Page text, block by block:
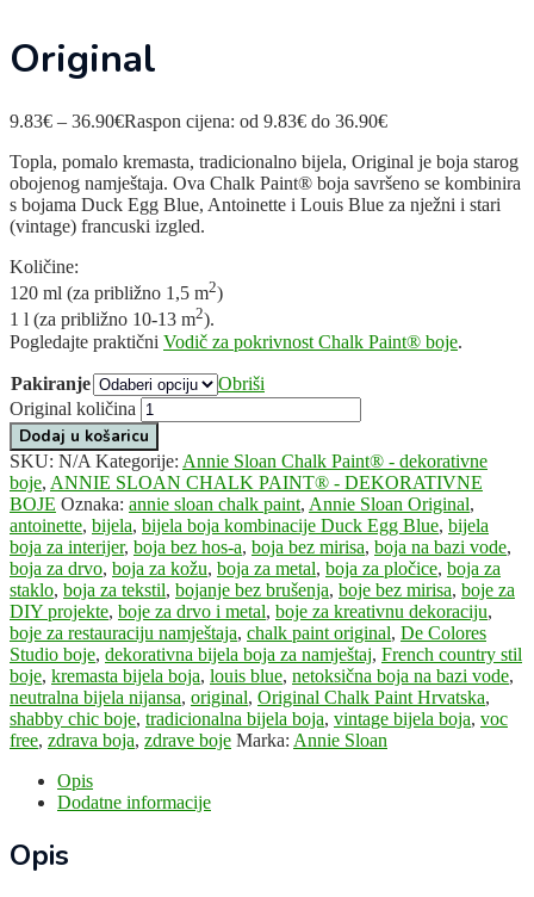
Original
9.83€ – 36.90€Raspon cijena: od 9.83€ do 36.90€
Topla, pomalo kremasta, tradicionalno bijela, Original je boja starog
obojenog namještaja. Ova Chalk Paint® boja savršeno se kombinira
s bojama Duck Egg Blue, Antoinette i Louis Blue za nježni i stari
(vintage) francuski izgled.
Količine:
120 ml (za približno 1,5 m2)
1 l (za približno 10-13 m2).
Pogledajte praktični Vodič za pokrivnost Chalk Paint® boje.
Pakiranje
Obriši
Original količina
Dodaj u košaricu
SKU: N/A Kategorije: Annie Sloan Chalk Paint® - dekorativne
boje, ANNIE SLOAN CHALK PAINT® - DEKORATIVNE
BOJE Oznaka: annie sloan chalk paint, Annie Sloan Original,
antoinette, bijela, bijela boja kombinacije Duck Egg Blue, bijela
boja za interijer, boja bez hos-a, boja bez mirisa, boja na bazi vode,
boja za drvo, boja za kožu, boja za metal, boja za pločice, boja za
staklo, boja za tekstil, bojanje bez brušenja, boje bez mirisa, boje za
DIY projekte, boje za drvo i metal, boje za kreativnu dekoraciju,
boje za restauraciju namještaja, chalk paint original, De Colores
Studio boje, dekorativna bijela boja za namještaj, French country stil
boje, kremasta bijela boja, louis blue, netoksična boja na bazi vode,
neutralna bijela nijansa, original, Original Chalk Paint Hrvatska,
shabby chic boje, tradicionalna bijela boja, vintage bijela boja, voc
free, zdrava boja, zdrave boje Marka: Annie Sloan
Opis
Dodatne informacije
Opis